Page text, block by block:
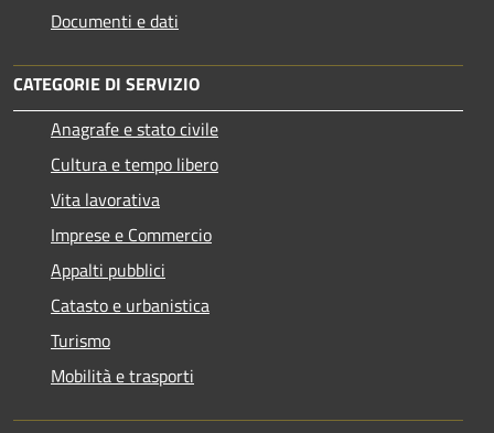
Documenti e dati
CATEGORIE DI SERVIZIO
Anagrafe e stato civile
Cultura e tempo libero
Vita lavorativa
Imprese e Commercio
Appalti pubblici
Catasto e urbanistica
Turismo
Mobilità e trasporti